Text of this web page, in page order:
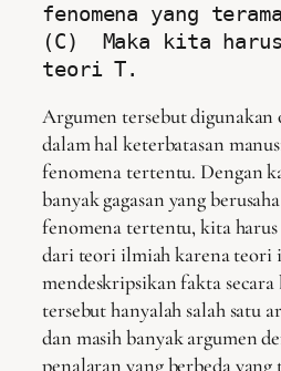
fenomena yang
(C)  Maka kita harus
teori T.
Argumen tersebut digunakan
dalam hal keterbatasan
fenomena tertentu. Dengan
banyak gagasan yang
fenomena tertentu, kita
dari teori ilmiah karena teori
mendeskripsikan fakta
tersebut hanyalah salah satu
dan masih banyak argumen
penalaran yang berbeda yang